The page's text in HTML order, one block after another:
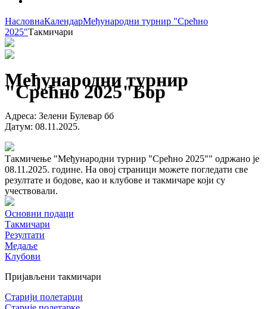
НасловнаКалендарМеђународни турнир "Срећно
2025"Такмичари
Међународни турнир
"Срећно 2025"Бор
Адреса: Зелени Булевар бб
Датум: 08.11.2025.
Такмичење "Међународни турнир "Срећно 2025"" одржано је
08.11.2025. године. На овој страници можете погледати све
резултате и бодове, као и клубове и такмичаре који су
учествовали.
Основни подаци
Такмичари
Резултати
Медаље
Клубови
Пријављени такмичари
Старији полетарци